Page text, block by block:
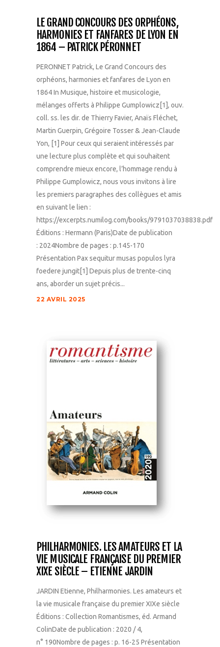
LE GRAND CONCOURS DES ORPHÉONS,
HARMONIES ET FANFARES DE LYON EN
1864 – PATRICK PÉRONNET
PERONNET Patrick, Le Grand Concours des
orphéons, harmonies et fanfares de Lyon en
1864 In Musique, histoire et musicologie,
mélanges offerts à Philippe Gumplowicz[1], ouv.
coll. ss. les dir. de Thierry Favier, Anaïs Fléchet,
Martin Guerpin, Grégoire Tosser & Jean-Claude
Yon, [1] Pour ceux qui seraient intéressés par
une lecture plus complète et qui souhaitent
comprendre mieux encore, l’hommage rendu à
Philippe Gumplowicz, nous vous invitons à lire
les premiers paragraphes des collègues et amis
en suivant le lien :
https://excerpts.numilog.com/books/9791037038838.pdf
Éditions : Hermann (Paris)Date de publication
: 2024Nombre de pages : p.145-170
Présentation Pax sequitur musas populos lyra
foedere jungit[1] Depuis plus de trente-cinq
ans, aborder un sujet précis...
22 AVRIL 2025
PHILHARMONIES. LES AMATEURS ET LA
VIE MUSICALE FRANÇAISE DU PREMIER
XIXE SIÈCLE – ETIENNE JARDIN
JARDIN Etienne, Philharmonies. Les amateurs et
la vie musicale française du premier XIXe siècle
Éditions : Collection Romantismes, éd. Armand
ColinDate de publication : 2020 / 4,
n° 190Nombre de pages : p. 16-25 Présentation